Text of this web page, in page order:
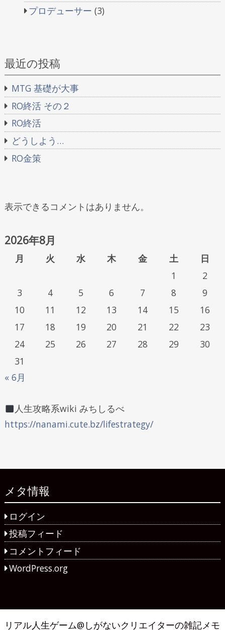
プロデューサー (3)
最近の投稿
MTG 基礎が大事
RO終活 その２
RO終活
どうしよう…
RO金策
表示できるコメントはありません。
2026年8月
月 火 水 木 金 土
日
1
2
3
4 5 6 7 8
9
10
11 12 13 14 15
16
17
18 19 20 21 22
23
24
25 26 27 28 29
30
31
« 6月
人生攻略系wiki みちしるべ
https://nanami.cute.bz/lifestrategy/
メタ情報
ログイン
投稿フィード
コメントフィード
WordPress.org
リアル人生ゲーム@しがないクリエイターの雑記メモ